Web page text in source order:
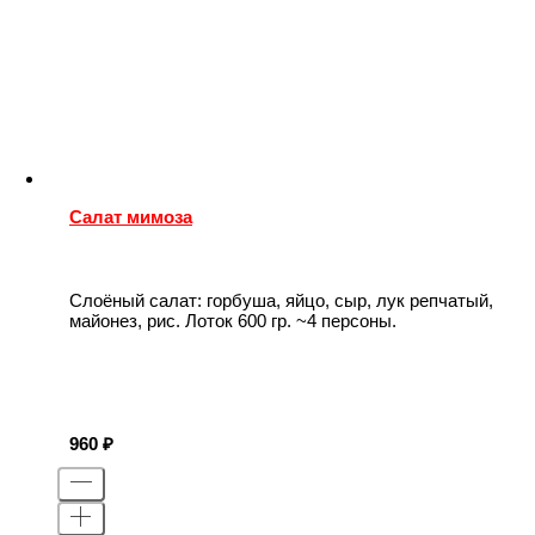
Салат мимоза
Слоёный салат: горбуша, яйцо, сыр, лук репчатый,
майонез, рис. Лоток 600 гр. ~4 персоны.
960